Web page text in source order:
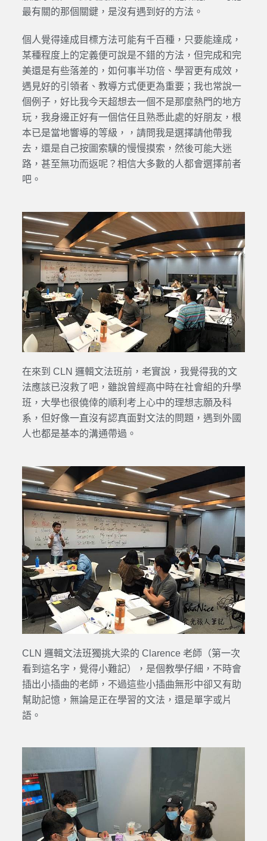
最有關的那個關鍵，是沒有遇到好的方法。
個人覺得達成目標方法可能有千百種，只要能達成，
某種程度上的定義便可說是不錯的方法，但完成和完
美還是有些落差的，如何事半功倍、學習更有成效，
遇見好的引領者、教導方式便更為重要；我也常說一
個例子，好比我今天超想去一個不是那麼熱門的地方
玩，我身邊正好有一個信任且熟悉此處的好朋友，根
本已是當地響導的等級，，請問我是選擇請他帶我
去，還是自己按圖索驥的慢慢摸索，然後可能大迷
路，甚至無功而返呢？相信大多數的人都會選擇前者
吧。
在來到 CLN 邏輯文法班前，老實說，我覺得我的文
法應該已沒救了吧，雖說曾經高中時在社會組的升學
班，大學也很僥倖的順利考上心中的理想志願及科
系，但好像一直沒有認真面對文法的問題，遇到外國
人也都是基本的溝通帶過。
CLN 邏輯文法班獨挑大梁的 Clarence 老師（第一次
看到這名字，覺得小難記），是個教學仔細，不時會
插出小插曲的老師，不過這些小插曲無形中卻又有助
幫助記憶，無論是正在學習的文法，還是單字或片
語。